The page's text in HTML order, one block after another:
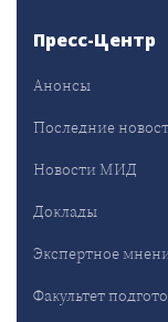
Пресс-Центр
Анонсы
Последние
Новости МИД
Доклады
Экспертное
Факультет